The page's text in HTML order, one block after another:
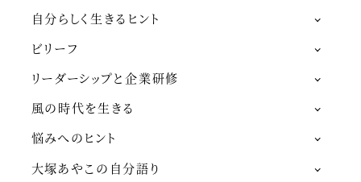
自分らしく生きるヒント
ビリーフ
リーダーシップと企業研修
風の時代を生きる
悩みへのヒント
大塚あやこの自分語り